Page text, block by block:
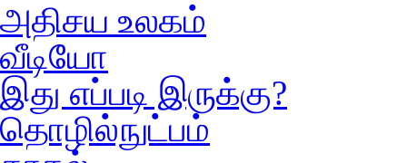
அதிசய உலகம்
வீடியோ
இது எப்படி இருக்கு?
தொழில்நுட்பம்